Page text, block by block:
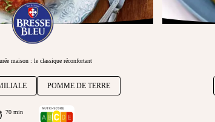
maison : le classique réconfortant
POMME DE TERRE
70 min